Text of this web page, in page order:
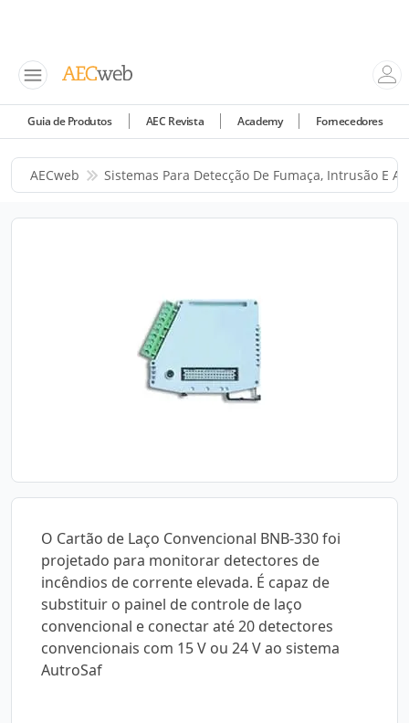
Guia de Produtos AEC Revista Academy Fornecedores
AECweb Sistemas Para Detecção De Fumaça, Intrusão E
O Cartão de Laço Convencional BNB-330 foi
projetado para monitorar detectores de
incêndios de corrente elevada. É capaz de
substituir o painel de controle de laço
convencional e conectar até 20 detectores
convencionais com 15 V ou 24 V ao sistema
AutroSaf